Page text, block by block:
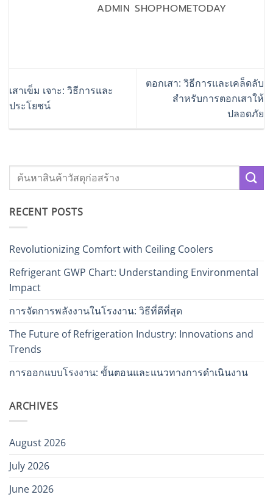
ADMIN SHOPHOMETODAY
เสาเข็ม เจาะ: วิธีการและ
ประโยชน์
ตอกเสา: วิธีการและเคล็ดลับ
สำหรับการตอกเสาให้
ปลอดภัย
RECENT POSTS
Revolutionizing Comfort with Ceiling Coolers
Refrigerant GWP Chart: Understanding Environmental
Impact
การจัดการพลังงานในโรงงาน: วิธีที่ดีที่สุด
The Future of Refrigeration Industry: Innovations and
Trends
การออกแบบโรงงาน: ขั้นตอนและแนวทางการดำเนินงาน
ARCHIVES
August 2026
July 2026
June 2026